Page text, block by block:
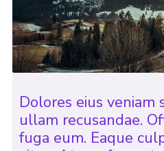
Dolores eius veniam
ullam recusandae.
fuga eum. Eaque